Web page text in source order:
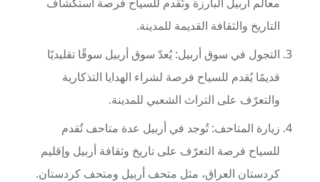
التاريخ والثقافة القديمة للمدينة.
التجول في سوق أربيل: يُعدّ سوق أربيل سوقًا تقليديًا
قديمًا يُقدم للسياح فرصة لشراء الهدايا التذكارية
والتعرّف على التراث الشعبي للمدينة.
زيارة المتاحف: تُوجد في أربيل عدة متاحف تُقدم
للسياح فرصة التعرّف على تاريخ وثقافة أربيل وإقليم
كردستان العراق، مثل متحف أربيل ومتحف كردستان.